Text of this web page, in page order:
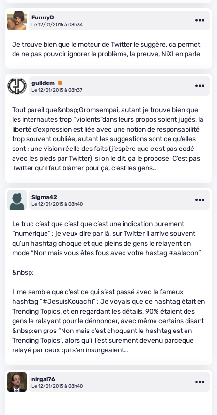
FunnyD
Le 12/01/2015 à 08h34
Je trouve bien que le moteur de Twitter le suggère, ca permet
de ne pas pouvoir ignorer le problème, la preuve, NiXI en parle.
guildem Premium
Le 12/01/2015 à 08h37
Tout pareil que&nbsp;Gromsempai, autant je trouve bien que
les internautes trop “violents”dans leurs propos soient jugés, la
liberté d’expression est liée avec une notion de responsabilité
trop souvent oubliée, autant les suggestions sont ce qu’elles
sont : une vision réelle des faits (j’espère que c’est pas codé
avec les pieds par Twitter), si on le dit, ça le propose. C’est pas
Twitter qu’il faut blâmer pour ça, c’est les gens…
Sigma42
Le 12/01/2015 à 08h40
Le truc c’est que c’est que c’est une indication purement
“numérique” : je veux dire par là, sur Twitter il arrive souvent
qu’un hashtag choque et que pleins de gens le relayent en
mode “Non mais vous êtes fous avec votre hastag #aalacon”
&nbsp;
Il me semble que c’est ce qui s’est passé avec le fameux
hashtag “#JesuisKouachi” : Je voyais que ce hashtag était en
Trending Topics, et en regardant les détails, 90% étaient des
gens le ralayant pour le dénnoncer, avec même certains disant
&nbsp;en gros “Non mais c’est choquant le hashtag est en
Trending Topics”, alors qu’il l’est surement devenu parceque
relayé par ceux qui s’en insurgeaient…
nirgal76
Le 12/01/2015 à 08h40